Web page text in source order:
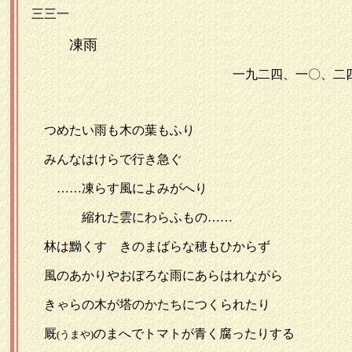
三三一
凍雨
一九二四、一〇、二四
つめたい雨も木の葉もふり
みんなはけらで行き急ぐ
……凍らす風によみがへり
縮れた雲にわらふもの……
林は黝くすゝきのまばらな穂もひからず
風のあかりやおぼろな雨にあらはれながら
きゃらの木が塔のかたちにつくられたり
厩(うまや)のまへでトマトが青く腐ったりする